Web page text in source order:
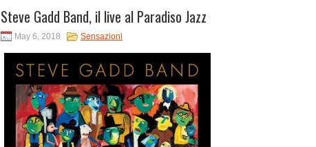
Steve Gadd Band, il live al Paradiso Jazz
May 6, 2018 Sensazioni